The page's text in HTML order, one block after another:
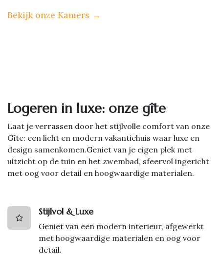
Bekijk onze Kamers →
Logeren in luxe: onze gîte
Laat je verrassen door het stijlvolle comfort van onze
Gîte: een licht en modern vakantiehuis waar luxe en
design samenkomen.Geniet van je eigen plek met
uitzicht op de tuin en het zwembad, sfeervol ingericht
met oog voor detail en hoogwaardige materialen.
Stijlvol & Luxe
Geniet van een modern interieur, afgewerkt
met hoogwaardige materialen en oog voor
detail.